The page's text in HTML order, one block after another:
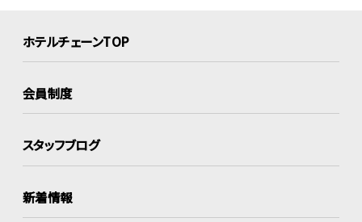
ホテルチェーンTOP
会員制度
スタッフブログ
新着情報